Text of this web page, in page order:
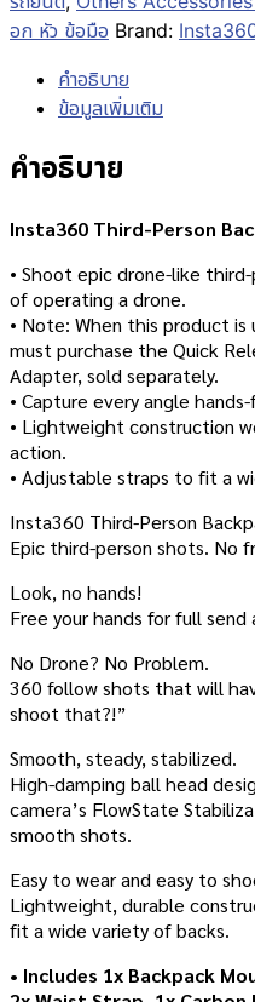
อก หัว ข้อมือ Brand:
คำอธิบาย
ข้อมูลเพิ่มเติม
คำอธิบาย
Insta360 Third-Person
• Shoot epic drone-like
of operating a drone.
• Note: When this product is
must purchase the Quick
Adapter, sold separately.
• Capture every angle
• Lightweight construction
action.
• Adjustable straps to fit a
Insta360 Third-Person
Epic third-person shots. No
Look, no hands!
Free your hands for full send
No Drone? No Problem.
360 follow shots that will
shoot that?!”
Smooth, steady, stabilized.
High-damping ball head
camera’s FlowState
smooth shots.
Easy to wear and easy to
Lightweight, durable
fit a wide variety of backs.
• Includes 1x Backpack